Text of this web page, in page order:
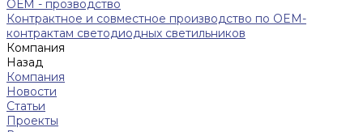
ОЕМ - прозводство
Контрактное и совместное производство по OEM-
контрактам светодиодных светильников
Компания
Назад
Компания
Новости
Статьи
Проекты